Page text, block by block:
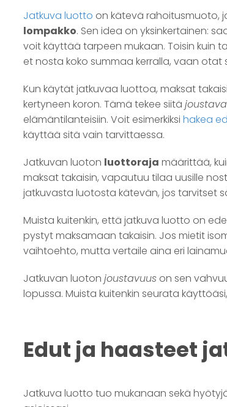
Jatkuva luotto on kätevä rahoitusmuoto,
lompakko. Sen idea on yksinkertainen:
voit käyttää tarpeen mukaan. Toisin kuin
et nosta koko summaa kerralla, vaan otat
Kun käytät jatkuvaa luottoa, maksat
kertyneen koron. Tämä tekee siitä
elämäntilanteisiin. Voit esimerkiksi hakea
käyttää sitä vain tarvittaessa.
Jatkuvan luoton luottoraja määrittää,
maksat takaisin, vapautuu tilaa uusille
jatkuvasta luotosta kätevän, jos tarvitset
Muista kuitenkin, että jatkuva luotto on
pystyt maksamaan takaisin. Jos mietit
vaihtoehto, mutta vertaile aina eri
Jatkuvan luoton joustavuus on sen
lopussa. Muista kuitenkin seurata
Edut ja haasteet
Jatkuva luotto tuo mukanaan sekä